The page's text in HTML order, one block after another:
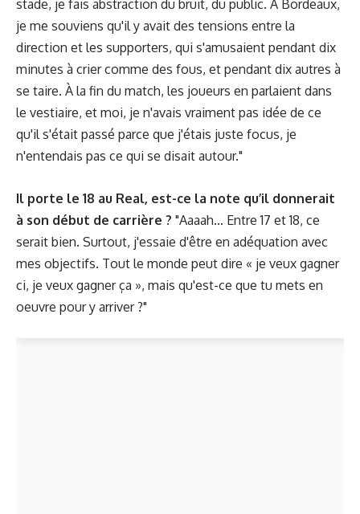
stade, je fais abstraction du bruit, du public. À Bordeaux,
je me souviens qu'il y avait des tensions entre la
direction et les supporters, qui s'amusaient pendant dix
minutes à crier comme des fous, et pendant dix autres à
se taire. À la fin du match, les joueurs en parlaient dans
le vestiaire, et moi, je n'avais vraiment pas idée de ce
qu'il s'était passé parce que j'étais juste focus, je
n'entendais pas ce qui se disait autour."
Il porte le 18 au Real, est-ce la note qu’il donnerait
à son début de carrière ? "Aaaah... Entre 17 et 18, ce
serait bien. Surtout, j'essaie d'être en adéquation avec
mes objectifs. Tout le monde peut dire « je veux gagner
ci, je veux gagner ça », mais qu'est-ce que tu mets en
oeuvre pour y arriver ?"